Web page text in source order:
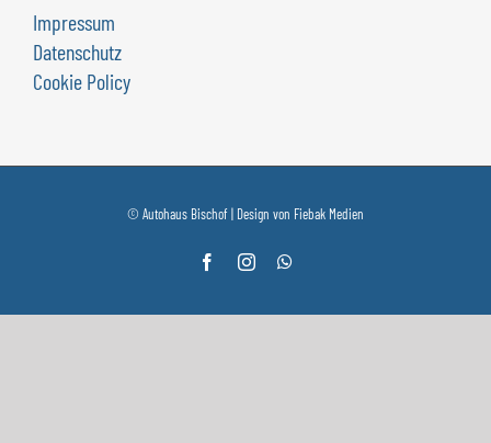
Impressum
Datenschutz
Cookie Policy
© Autohaus Bischof | Design von Fiebak Medien
FacebookInstagram